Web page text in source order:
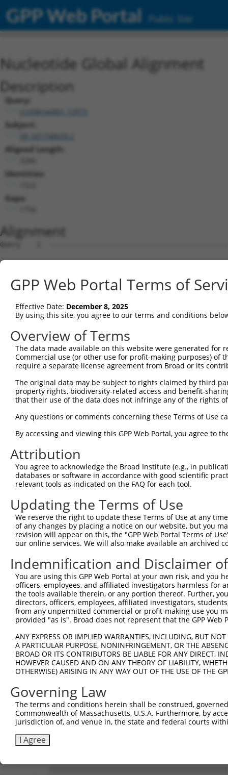
GPP Web Portal Public Site
Nucleotide Global Alignment
Description
Query:
ccsbBroadEn_12975
Subject:
Aligned Length:
Identities:
Gaps:
Alignment
Query    1  --------------------------------------------------------------------------  0
                                                                                      
Sbjct    1  AGCTGAGAGGGCCCGCGGGTAGGCATGGCGGCGCACCTTAAGAAGCGGGTTTATGAGGAATTCACGAAAGTGGT  74

Query    1  --------------------------------------------------------------------------  0
                                                                                      
Sbjct   75  TCAGCCACAGGAGGAAATTGCTACTAAGAAACTCCGACTAACAAAACCAAGTAAATCTGCAGCACTCCACATAG  148

Query    1  --------------------------------------------------------------------------  0
                                                                                      
Sbjct  149  ATCTGTGTAAAGCTACCTCCCCAGCAGATGCTTTGCAATACTTGCTCCAGTTTGCCAGGAAGCCTGTCGAGGCG  222

Query    1  --------------------------------------------------------------------------  0
                                                                                      
Sbjct  223  GAAAGCGTAGAGGGAGTAGTCAGGATTCTCTTGGAACATTATTACAAGGAGAATGATCCATCTGTGAGACTGAA  296

Query    1  -----------------------------------------------------------------ATGCCATCA  9
                                                                             |||||||||
Sbjct  297  AATTGCATCATTGTTGGGTTTATTATCAAAGACAGCAGGATTTTCACCAGACTGCATTATGGATGATGCCATCA  370

Query   10  ACATCCTGCAGAATGAAA--------------------------------------------------------  27
            ||||||||||||||||||                                                        
Sbjct  371  ACATCCTGCAGAATGAAAAGTCTCATCAAGTCCTAGCTCAACTGCTGGATACTTTGCTTGCAATTGGCACTAAG  444

Query   28  ---------------------------------------------------CATCTGACAGATACGTCTCATGG  50
                                                               |||||||||||||||||||||||
Sbjct  445  CTACCAGAGAATCAAGCTATCCAAATGCGATTAGTTGATGTGGCCTGCAAGCATCTGACAGATACGTCTCATGG  518

Query   51  TGTAAGAAATAAGTGCCTGCAGTTACTTGGCAATCTTGGCTCTTTGGAGAAAAGTGTCACAAAAGATGCAGAAG  124
            ||||||||||||||||||||||||||||||||||||||||||||||||||||||||||||||||||||||||||
Sbjct  519  TGTAAGAAATAAGTGCCTGCAGTTACTTGGCAATCTTGGCTCTTTGGAGAAAAGTGTCACAAAAGATGCAGAAG  592

Query  125  GCCTAGCTGCCAGAGATGTCCAGAAGATTATAGGGGATTACTTCAGTGACCAAGACCCACGTGTCAGAACAGCA  198
            ||||||||||||||||||||||||||||||||||||||||||||||||||||||||||||||||||||||||||
Sbjct  593  GCCTAGCTGCCAGAGATGTCCAGAAGATTATAGGGGATTACTTCAGTGACCAAGACCCACGTGTCAGAACAGCA  666

Query  199  GCTATAAAAGCCATGTTGCAGCTCCATGAAAGAGGACTGAAATTACACCAAACAATTTATAATCAGGCCTGTAA  272
            ||||||||||||||||||||||||||||||||||||||||||||||||||||||||||||||||||||||||||
Sbjct  667  GCTATAAAAGCCATGTTGCAGCTCCATGAAAGAGGACTGAAATTACACCAAACAATTTATAATCAGGCCTGTAA  740

Query  273  ATTACTCTCTGATGACTATGAACAAGTGCGCAGTGCTGCAGTCCAGCTTATCTGGGTCGTCAGTCAGCTCTATC  346
            ||||||||||||||||||||||||||||||||||||||||||||||||||||||||||||||||||||||||||
Sbjct  741  ATTACTCTCTGATGACTATGAACAAGTGCGCAGTGCTGCAGTCCAGCTTATCTGGGTCGTCAGTCAGCTCTATC  814

Query  347  CTGAAAGCATTGTCCCAATTCCTTCTTCTAATGAAGAAATACGCTTAGTTGATGATGCGTTTGGCAAAATTTGT  420
            ||||||||||||||||||||||||||||||||||||||||||||||||||||||||||||||||||||||||||
Sbjct  815  CTGAAAGCATTGTCCCAATTCCTTCTTCTAATGAAGAAATACGCTTAGTTGATGATGCGTTTGGCAAAATTTGT  888

Query  421  CACATGGTCAGTGATGGCTCTTGGGTGGTTCGTGTTCAGGCAGCAAAACTGTTGGGCTCTATGGAGCAAGTCAG  494
            ||||||||||||||||||||||||||||||||||||||||||||||||||||||||||||||||||||||||||
Sbjct  889  CACATGGTCAGTGATGGCTCTTGGGTGGTTCGTGTTCAGGCAGCAAAACTGTTGGGCTCTATGGAGCAAGTCAG  962

Query  495  TTCTCATTTCTTGGAGCAGACCCTTGACAAGAAGCTGATGTCAGATCTGAGGAGGAAACGTACTGCACATGAGC  568
            ||||||||||||||||||||||||||||||||||||||||||||||||||||||||||||||||||||||||||
Sbjct  963  TTCTCATTTCTTGGAGCAGACCCTTGACAAGAAGCTGATGTCAGATCTGAGGAGGAAACGTACTGCACATGAGC  1036

Query  569  GTGCCAAGGAACTTTACAGTTCGGGGGAGTTTTCCAGTGGCAGAAAGTGGGGAGATGATGCTCCCAAGGAAGAA  642
            ||||||||||||||||||||||||||||||||||||||||||||||||||||||||||||||||||||||||||
Sbjct 1037  GTGCCAAGGAACTTTACAGTTCGGGGGAGTTTTCCAGTGGCAGAAAGTGGGGAGATGATGCTCCCAAGGAAGAA  1110

Query  643  GTAGATACCGGGGCTGTGAACTTGATTGAGTCAGGAGCTTGTGGAGCTTTTGTTCATGGGTTGGAAGATGAGAT  716
            ||||||||||||||||||||||||||||||||||||||||||||||||||||||||||||||||||||||||||
Sbjct 1111  GTAGATACCGGGGCTGTGAACTTGATTGAGTCAGGAGCTTGTGGAGCTTTTGTTCATGGGTTGGAAGATGAGAT  1184

Query  717  GTATGAGGTTCGTATTGCTGCTGTGGAGGCCCTCTGCATGTTGGCCCAGTCTTCACCCTCTTTTGCTGAGAAGT  790
            ||||||||||||||||||||||||||||||||||||||||||||||||||||||||||||||||||||||||||
Sbjct 1185  GTATGAGGTTCGTATTGCTGCTGTGGAGGCCCTCTGCATGTTGGCCCAGTCTTCACCCTCTTTTGCTGAGAAGT  1258

Query  791  GCCTTGATTTCCTAGTTGACATGTTCAACGATGAAATTGAGGAAGTACGTCTGCAGTCTATACATACCATGAGA  864
            ||||||||||||||||||||||||||||||||||||||||||||||||||||||||||||||||||||||||||
Sbjct 1259  GCCTTGATTTCCTAGTTGACATGTTCAACGATGAAATTGAGGAAGTACGTCTGCAGTCTATACATACCATGAGA  1332

Query  865  AAAATCTCTAACAACATCACCCTCCGAGAAGATCAGCTTGACACTGTCCTGGCTGTGCTAGAGGATTCATCCAG  938
            ||||||||||||||||||||||||||||||||||||||||||||||||||||||||||||||||||||||||||
Sbjct 1333  AAAATCTCTAACAACATCACCCTCCGAGAAGATCAGCTTGACACTGTCCTGGCTGTGCTAGAGGATTCATCCAG  1406

Query  939  AGATATTCGAGAGGCTCTTCATGAACTCTTATGCTGTACTAATGTTTCAACCAAAGAAGGGATTCATCTTGCAT  1012
            ||||||||||||||||||||||||||||||||||||||||||||||||||||||||||||||||||||||||||
Sbjct 1407  AGATATTCGAGAGGCTCTTCATGAACTCTTATGCTGTACTAATGTTTCAACCAAAGAAGGGATTCATCTTGCAT  1480

Query 1013  TGGTGGAGCTGCTGAAAAATTTAACCAAGTACCCTACTGATAGGGACTCCATATGGAAGTGCTTGAAGTTTCTG  1086
            ||||||||||||||||||||||||||||||||||||||||||||||||||||||||||||||||||||||||||
Sbjct 1481  TGGTGGAGCTGCTGAAAAATTTAACCAAGTACCCTACTGATAGGGACTCCATATGGAAGTGCTTGAAGTTTCTG  1554

Query 1087  GGAAGTCGGCATCCAACCCTGGTGCTTCCCTTGGTGCCAGAGCTTCTGAGCACCCACCCATTTTTTGACACAGC  1160
            ||||||||||||||||||||||||||||||||||||||||||||||||||||||||||||||||||||||||||
Sbjct 1555  GGAAGTCGGCATCCAACCCTGGTGCTTCCCTTGGTGCCAGAGCTTCTGAGCACCCACCCATTTTTTGACACAGC
GPP Web Portal Terms of
Effective Date: December 8, 2025
By using this site, you agree to our terms and conditions
Overview of Terms
The data made available on this website were generated
Commercial use (or other use for profit-making purposes) of
require a separate license agreement from Broad or its
The original data may be subject to rights claimed by third
property rights, biodiversity-related access and benefit-
that their use of the data does not infringe any of the rights
Any questions or comments concerning these Terms of Use
By accessing and viewing this GPP Web Portal, you agree to
Attribution
You agree to acknowledge the Broad Institute (e.g., in
databases or software in accordance with good scientific
relevant tools as indicated on the FAQ for each tool.
Updating the Terms of Use
We reserve the right to update these Terms of Use at any
of any changes by placing a notice on our website, but you
revision will appear on this, the "GPP Web Portal Terms of
our online services. We will also make available an archived
Indemnification and Disclaimer
You are using this GPP Web Portal at your own risk, and
officers, employees, and affiliated investigators harmless for
the tools available therein, or any portion thereof. Further,
directors, officers, employees, affiliated investigators,
from any unpermitted commercial or profit-making use you
provided "as is". Broad does not represent that the GPP
ANY EXPRESS OR IMPLIED WARRANTIES, INCLUDING, BUT
A PARTICULAR PURPOSE, NONINFRINGEMENT, OR THE
BROAD OR ITS CONTRIBUTORS BE LIABLE FOR ANY DIRECT,
HOWEVER CAUSED AND ON ANY THEORY OF LIABILITY,
OTHERWISE) ARISING IN ANY WAY OUT OF THE USE OF THE
Governing Law
The terms and conditions herein shall be construed,
Commonwealth of Massachusetts, U.S.A. Furthermore, by
jurisdiction of, and venue in, the state and federal courts
I Agree